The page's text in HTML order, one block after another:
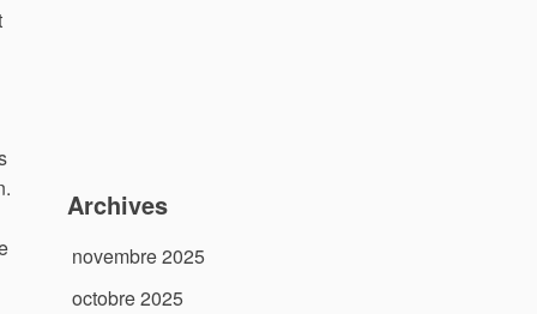
Archives
novembre 2025
octobre 2025